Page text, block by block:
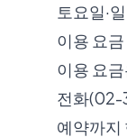
토요일·
이용 요
이용 요
전화(02-
예약까지